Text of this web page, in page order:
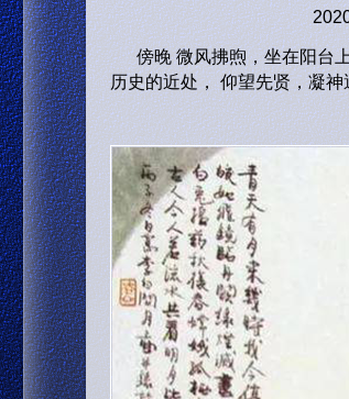
傍晚 微风拂煦，坐在阳台上
历史的近处， 仰望先贤，凝